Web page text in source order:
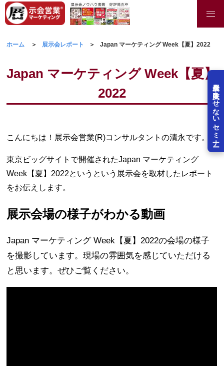
展示会を失敗させないセミナー
ホーム 展示会レポート Japan マーケティング Week【夏】2022
Japan マーケティング Week【夏】
2022
こんにちは！展示会営業(R)コンサルタントの清永です。
東京ビッグサイトで開催されたJapan マーケティング
Week【夏】2022というという展示会を取材したレポート
をお伝えします。
展示会場の様子がわかる動画
Japan マーケティング Week【夏】2022の会場の様子
を撮影しています。現場の雰囲気を感じていただける
と思います。ぜひご覧ください。